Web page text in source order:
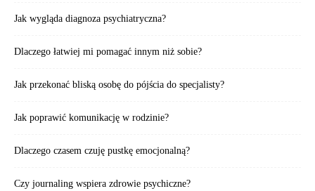
Jak wygląda diagnoza psychiatryczna?
Dlaczego łatwiej mi pomagać innym niż sobie?
Jak przekonać bliską osobę do pójścia do specjalisty?
Jak poprawić komunikację w rodzinie?
Dlaczego czasem czuję pustkę emocjonalną?
Czy journaling wspiera zdrowie psychiczne?